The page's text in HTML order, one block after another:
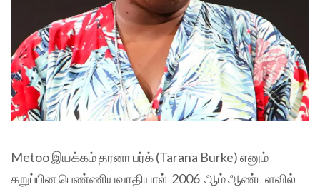
Metoo இயக்கம் தரனா பர்க் (Tarana Burke) எனும்
கறுப்பின பெண்ணியவாதியால் 2006 ஆம் ஆண்டளவில்